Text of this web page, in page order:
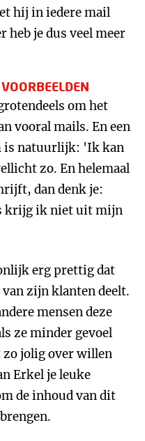
hij in iedere mail
heb je dus veel meer
om het
vooral mails. En een
is natuurlijk: 'Ik kan
zo. En helemaal
dan denk je:
krijg ik niet uit mijn
erg prettig dat
zijn klanten deelt.
mensen deze
ze minder gevoel
jolig over willen
Erkel je leuke
de inhoud van dit